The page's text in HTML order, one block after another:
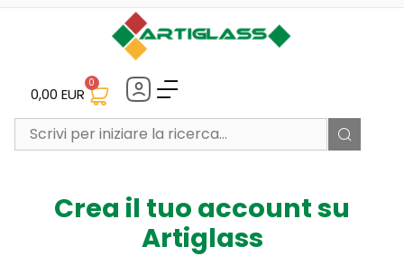
0,00 EUR
0
Crea il tuo account su
Artiglass